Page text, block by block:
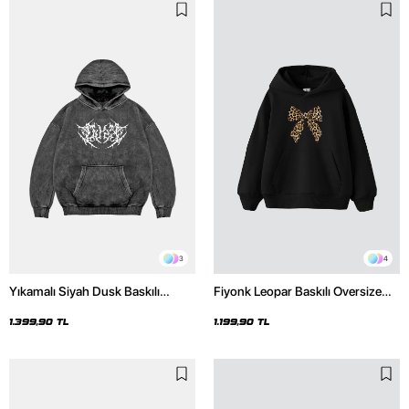
3
Yıkamalı Siyah Dusk Baskılı
1.399,90 TL
4
Fiyonk Leopar Baskılı Oversize
1.199,90 TL